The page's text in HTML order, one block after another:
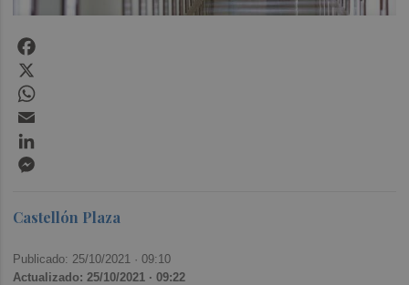
Castellón Plaza
Publicado: 25/10/2021 ·09:10
Actualizado: 25/10/2021 · 09:22